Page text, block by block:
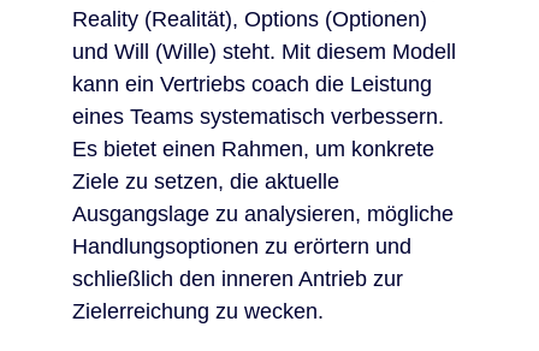
Reality (Realität), Options (Optionen)
und Will (Wille) steht. Mit diesem Modell
kann ein Vertriebs coach die Leistung
eines Teams systematisch verbessern.
Es bietet einen Rahmen, um konkrete
Ziele zu setzen, die aktuelle
Ausgangslage zu analysieren, mögliche
Handlungsoptionen zu erörtern und
schließlich den inneren Antrieb zur
Zielerreichung zu wecken.